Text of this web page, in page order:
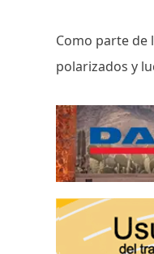
Como parte de
polarizados y